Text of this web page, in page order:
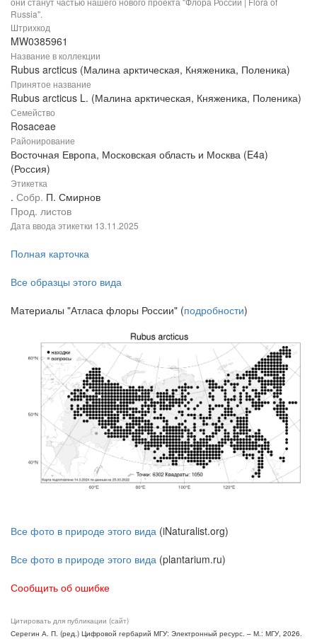
Russia".
Штрихкод
MW0385961
Название в коллекции
Rubus arcticus (Малина арктическая, Княженика, Поленика)
Принятое название
Rubus arcticus L. (Малина арктическая, Княженика, Поленика)
Семейство
Rosaceae
Районирование
Восточная Европа, Московская область и Москва (E4a)
(Россия)
Этикетка
. Собр. П. Смирнов
Прод. листов
Дата ввода этикетки 13.11.2025
Полная карточка
Все образцы этого вида
Материалы "Атласа флоры России" (подробности)
Все фото в природе этого вида (iNaturalist.org)
Все фото в природе этого вида (plantarium.ru)
Сообщить об ошибке
Цитировать для публикации (сайт)
Серегин А. П. (ред.) Цифровой гербарий МГУ: Электронный ресурс. – М.: МГУ, 2026.